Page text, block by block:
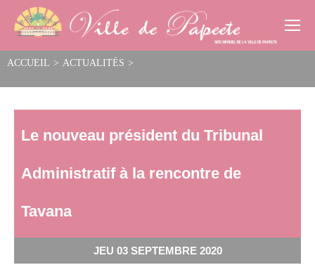
ACCUEIL > ACTUALITÉS >
Le nouveau président du Tribunal
Administratif à la rencontre de
Tavana
JEU 03 SEPTEMBRE 2020
Cookies management panel